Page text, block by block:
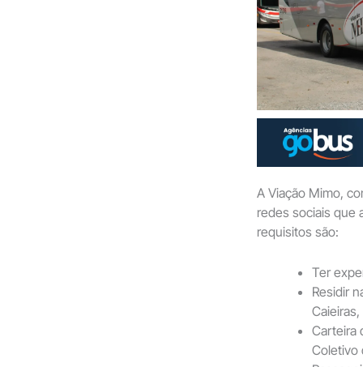
A Viação Mimo,
redes sociais que
requisitos são:
Ter
Residir
Carteira
Coletivo